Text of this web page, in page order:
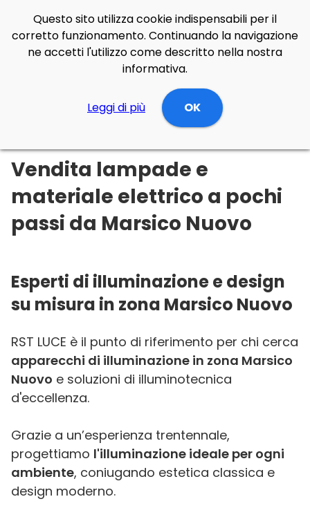
Illuminazione Online Basilicata
Potenza
Vendita lampade e
materiale elettrico a pochi
passi da Marsico Nuovo
Esperti di illuminazione e design
su misura in zona Marsico Nuovo
RST LUCE è il punto di riferimento per chi cerca
apparecchi di illuminazione in zona Marsico
Nuovo e soluzioni di illuminotecnica
d'eccellenza.
Grazie a un’esperienza trentennale,
progettiamo l'illuminazione ideale per ogni
ambiente, coniugando estetica classica e
design moderno.
Questo sito utilizza cookie indispensabili per il
corretto funzionamento. Continuando la navigazione
ne accetti l'utilizzo come descritto nella nostra
informativa.
Leggi di più OK